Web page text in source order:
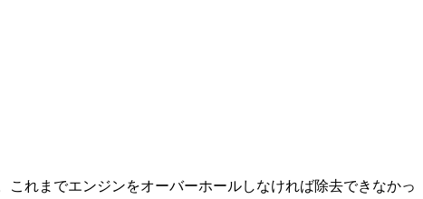
れまでエンジンをオーバーホールしなければ除去できなかっ